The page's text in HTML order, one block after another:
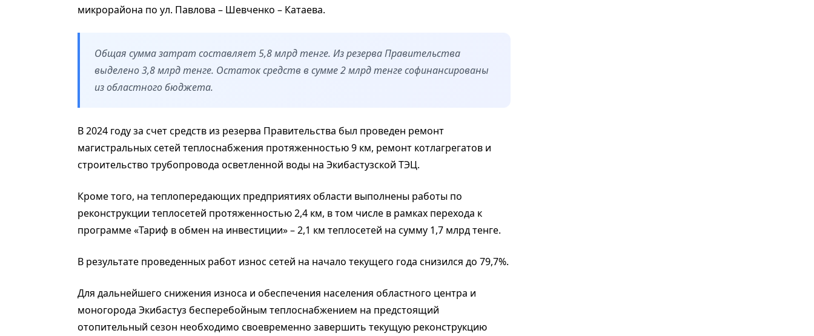
микрорайона по ул. Павлова – Шевченко – Катаева.
Общая сумма затрат составляет 5,8 млрд тенге. Из резерва Правительства
выделено 3,8 млрд тенге. Остаток средств в сумме 2 млрд тенге софинансированы
из областного бюджета.
В 2024 году за счет средств из резерва Правительства был проведен ремонт
магистральных сетей теплоснабжения протяженностью 9 км, ремонт котлагрегатов и
строительство трубопровода осветленной воды на Экибастузской ТЭЦ.
Кроме того, на теплопередающих предприятиях области выполнены работы по
реконструкции теплосетей протяженностью 2,4 км, в том числе в рамках перехода к
программе «Тариф в обмен на инвестиции» – 2,1 км теплосетей на сумму 1,7 млрд тенге.
В результате проведенных работ износ сетей на начало текущего года снизился до 79,7%.
Для дальнейшего снижения износа и обеспечения населения областного центра и
моногорода Экибастуз бесперебойным теплоснабжением на предстоящий
отопительный сезон необходимо своевременно завершить текущую реконструкцию